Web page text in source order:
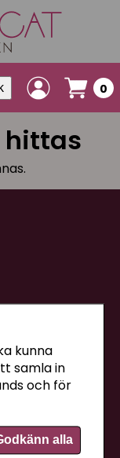
kunna
samla in
och för
alla
0
hittas